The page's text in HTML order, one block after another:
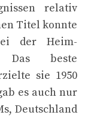
relativ
Titel konnte
der Heim-
Das beste
sie 1950
es auch nur
Deutschland